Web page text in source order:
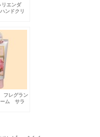
リエンダ
ンドクリ
フレグラン
ーム サラ